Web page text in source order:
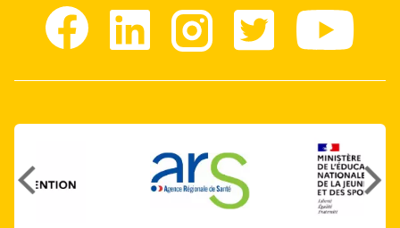
Facebook Linkedin Instagram Twitter youtube